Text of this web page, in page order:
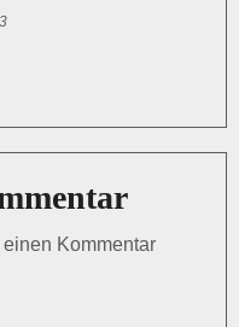
Kommentar